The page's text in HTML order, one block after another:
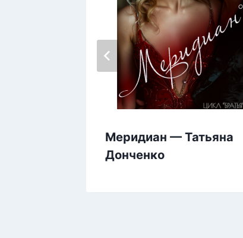
Меридиан — Татьяна
Донченко